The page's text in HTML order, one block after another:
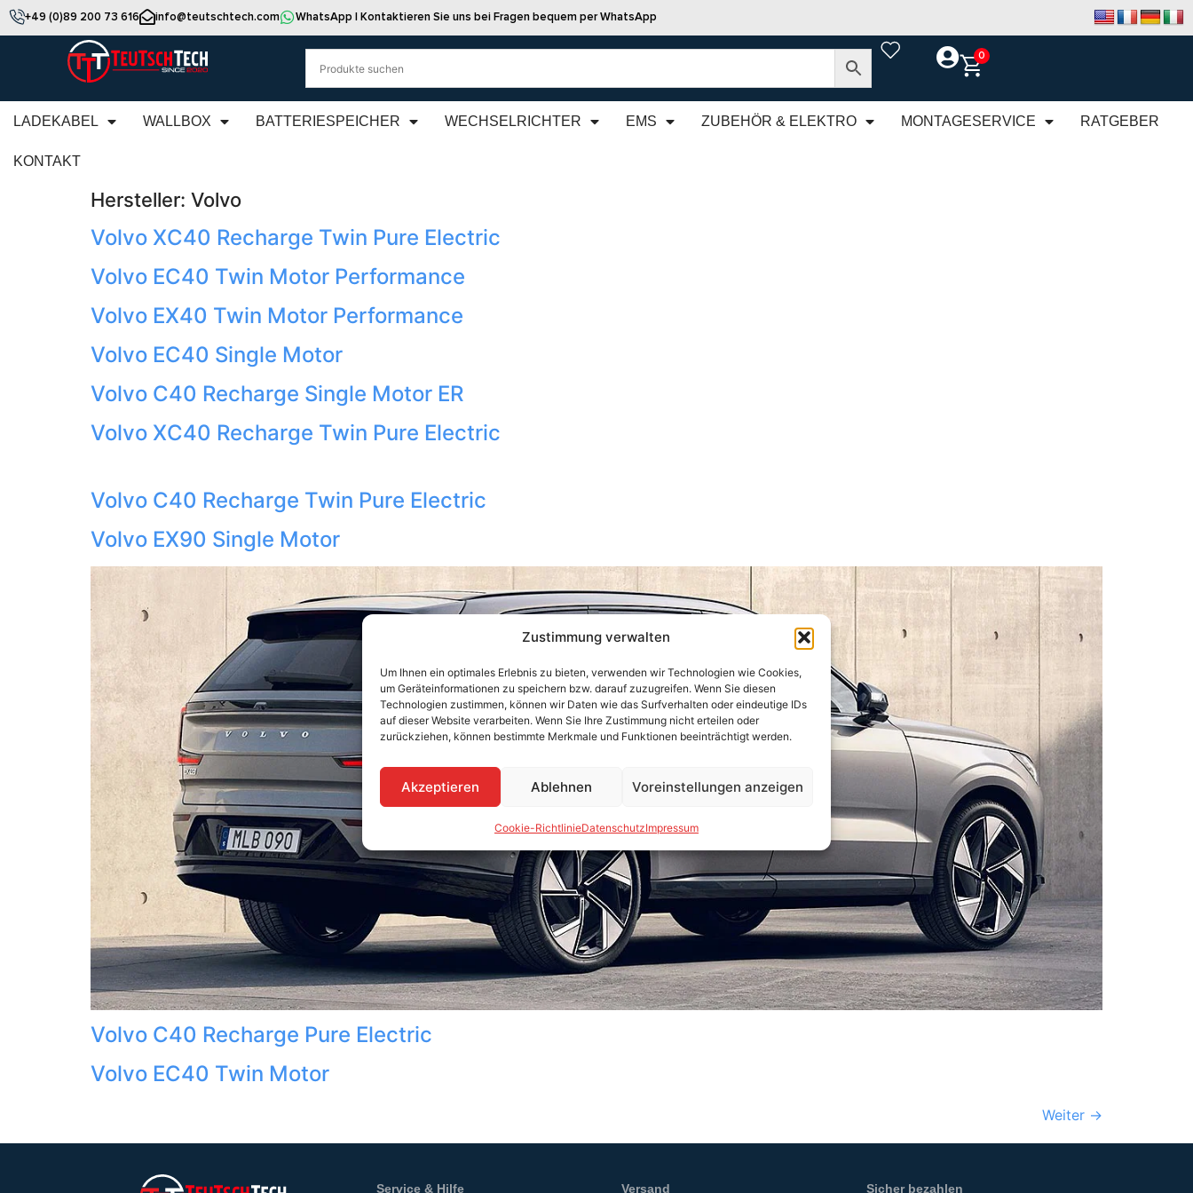
Zustimmung verwalten
Um Ihnen ein optimales Erlebnis zu bieten, verwenden wir Technologien wie Cookies,
um Geräteinformationen zu speichern bzw. darauf zuzugreifen. Wenn Sie diesen
Technologien zustimmen, können wir Daten wie das Surfverhalten oder eindeutige IDs
auf dieser Website verarbeiten. Wenn Sie Ihre Zustimmung nicht erteilen oder
zurückziehen, können bestimmte Merkmale und Funktionen beeinträchtigt werden.
Akzeptieren Ablehnen Voreinstellungen anzeigen
Cookie-RichtlinieDatenschutzImpressum
+49 (0)89 200 73 616 info@teutschtech.com WhatsApp | Kontaktieren Sie uns bei Fragen bequem per WhatsApp
0
LADEKABEL WALLBOX BATTERIESPEICHER WECHSELRICHTER EMS ZUBEHÖR & ELEKTRO MONTAGESERVICE RATGEBER
KONTAKT
Hersteller: Volvo
Volvo XC40 Recharge Twin Pure Electric
Volvo EC40 Twin Motor Performance
Volvo EX40 Twin Motor Performance
Volvo EC40 Single Motor
Volvo C40 Recharge Single Motor ER
Volvo XC40 Recharge Twin Pure Electric
Volvo C40 Recharge Twin Pure Electric
Volvo EX90 Single Motor
Volvo C40 Recharge Pure Electric
Volvo EC40 Twin Motor
Weiter →
Service & Hilfe Versand Sicher bezahlen